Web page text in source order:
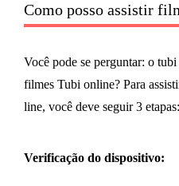
Como posso assistir
Você pode se perguntar: o
filmes Tubi online? Para
line, você deve seguir 3 etapas:
Verificação do dispositivo: